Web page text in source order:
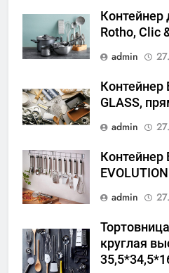
Контейнер
Rotho, Clic
admin
Контейнер
GLASS,
admin
Контейнер
admin
круглая